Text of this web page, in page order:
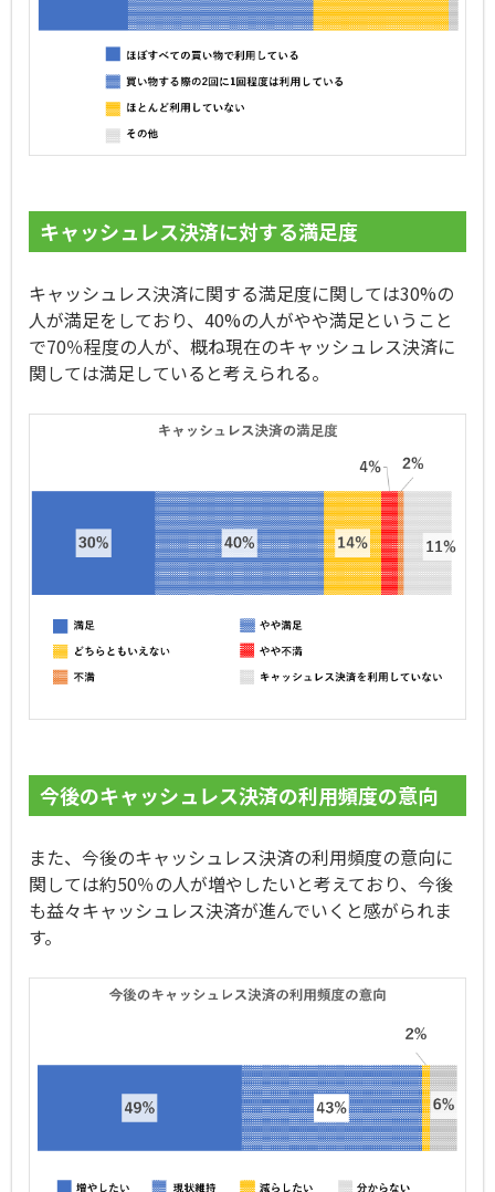
キャッシュレス決済に対する満足度
キャッシュレス決済に関する満足度に関しては30%の
人が満足をしており、40%の人がやや満足ということ
で70％程度の人が、概ね現在のキャッシュレス決済に
関しては満足していると考えられる。
今後のキャッシュレス決済の利用頻度の意向
また、今後のキャッシュレス決済の利用頻度の意向に
関しては約50％の人が増やしたいと考えており、今後
も益々キャッシュレス決済が進んでいくと感がられま
す。